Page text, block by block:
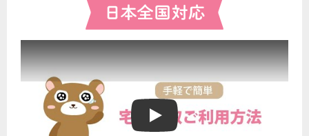
ブランドゥールの宅配買取ご利用方法